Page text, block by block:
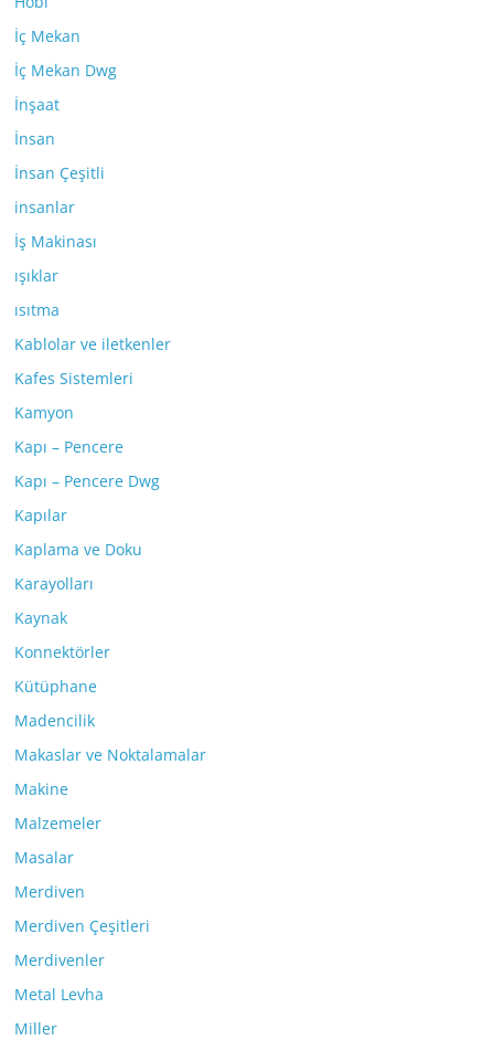
İç Mekan
İç Mekan Dwg
İnşaat
İnsan
İnsan Çeşitli
insanlar
İş Makinası
ışıklar
ısıtma
Kablolar ve iletkenler
Kafes Sistemleri
Kamyon
Kapı – Pencere
Kapı – Pencere Dwg
Kapılar
Kaplama ve Doku
Karayolları
Kaynak
Konnektörler
Kütüphane
Madencilik
Makaslar ve Noktalamalar
Makine
Malzemeler
Masalar
Merdiven
Merdiven Çeşitleri
Merdivenler
Metal Levha
Miller